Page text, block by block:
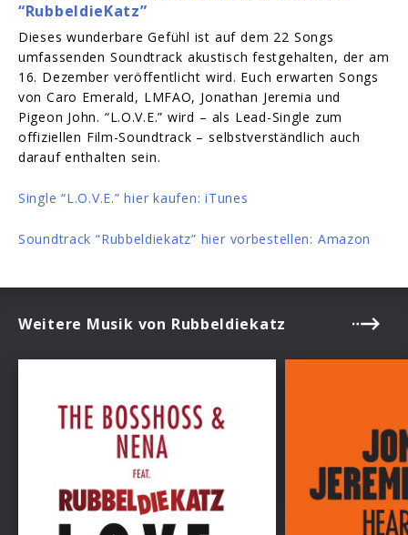
“RubbeldieKatz”
Dieses wunderbare Gefühl ist auf dem 22 Songs
umfassenden Soundtrack akustisch festgehalten, der am
16. Dezember veröffentlicht wird. Euch erwarten Songs
von Caro Emerald, LMFAO, Jonathan Jeremia und
Pigeon John. “L.O.V.E.” wird – als Lead-Single zum
offiziellen Film-Soundtrack – selbstverständlich auch
darauf enthalten sein.
Single “L.O.V.E.” hier kaufen: iTunes
Soundtrack “Rubbeldiekatz” hier vorbestellen: Amazon
Weitere Musik von Rubbeldiekatz